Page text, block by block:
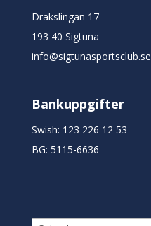
Drakslingan 17
193 40 Sigtuna
info@sigtunasportsclub.se
Bankuppgifter
Swish: 123 226 12 53
BG: 5115-6636